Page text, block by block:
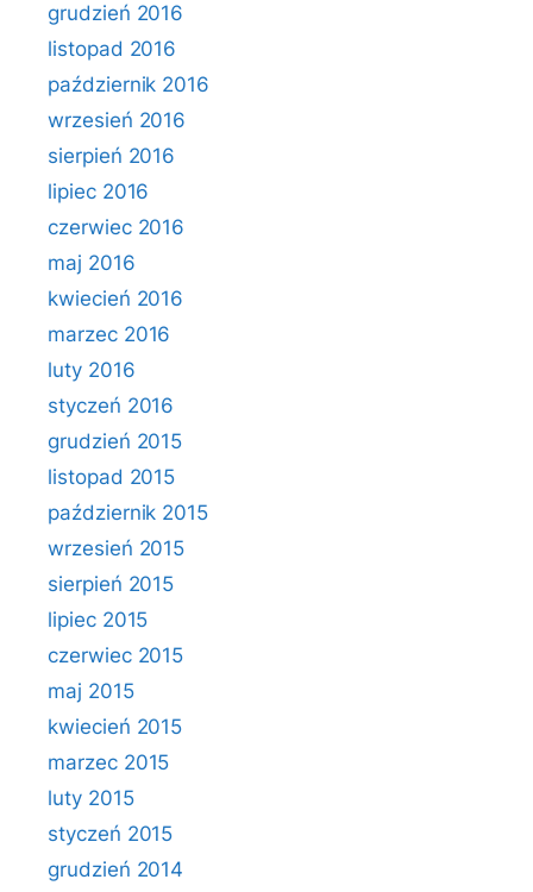
grudzień 2016
listopad 2016
październik 2016
wrzesień 2016
sierpień 2016
lipiec 2016
czerwiec 2016
maj 2016
kwiecień 2016
marzec 2016
luty 2016
styczeń 2016
grudzień 2015
listopad 2015
październik 2015
wrzesień 2015
sierpień 2015
lipiec 2015
czerwiec 2015
maj 2015
kwiecień 2015
marzec 2015
luty 2015
styczeń 2015
grudzień 2014